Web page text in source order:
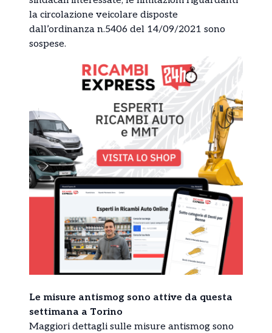
la circolazione veicolare disposte
dall’ordinanza n.5406 del 14/09/2021 sono
sospese.
Le misure antismog sono attive da questa
settimana a Torino
Maggiori dettagli sulle misure antismog sono